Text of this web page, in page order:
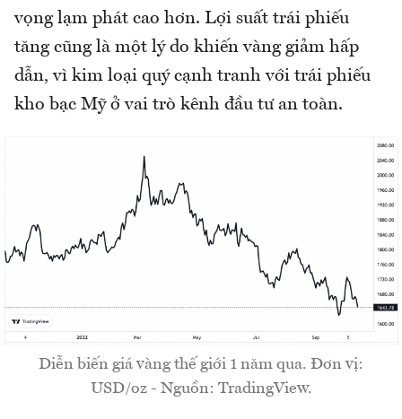
vọng lạm phát cao hơn. Lợi suất trái phiếu
tăng cũng là một lý do khiến vàng giảm hấp
dẫn, vì kim loại quý cạnh tranh với trái phiếu
kho bạc Mỹ ở vai trò kênh đầu tư an toàn.
Diễn biến giá vàng thế giới 1 năm qua. Đơn vị:
USD/oz - Nguồn: TradingView.